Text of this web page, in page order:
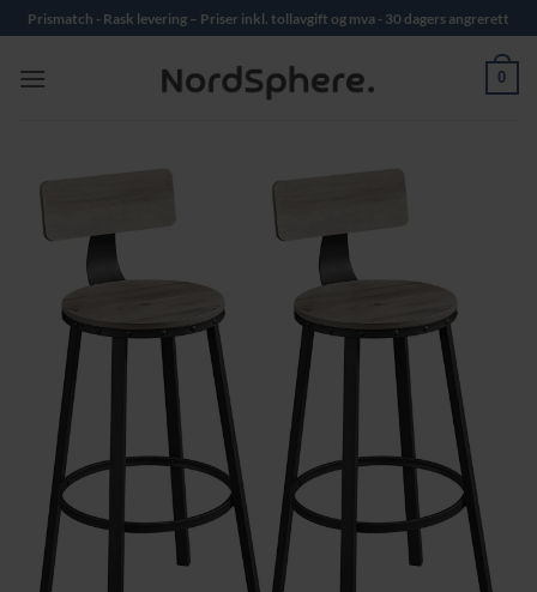
Skip
to
content
Prismatch - Rask levering – Priser inkl. tollavgift og mva - 30 dagers angrerett
0